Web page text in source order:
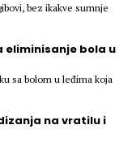
bez ikakve sumnje
eliminisanje bola u
sa bolom u leđima koja
na vratilu i